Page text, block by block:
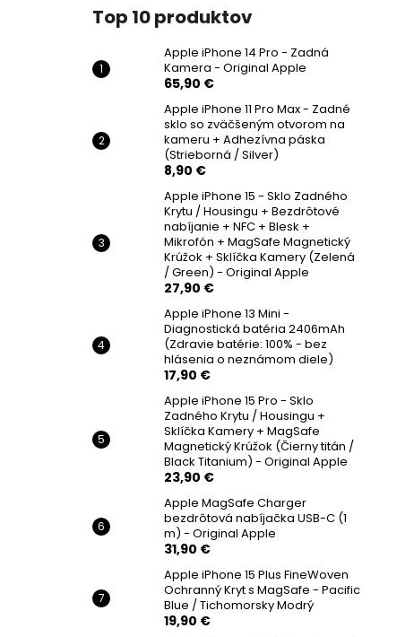
Top 10 produktov
Apple iPhone 14 Pro - Zadná
Kamera - Original Apple
65,90 €
Apple iPhone 11 Pro Max - Zadné
sklo so zväčšeným otvorom na
kameru + Adhezívna páska
(Strieborná / Silver)
8,90 €
Apple iPhone 15 - Sklo Zadného
Krytu / Housingu + Bezdrôtové
nabíjanie + NFC + Blesk +
Mikrofón + MagSafe Magnetický
Krúžok + Sklíčka Kamery (Zelená
/ Green) - Original Apple
27,90 €
Apple iPhone 13 Mini -
Diagnostická batéria 2406mAh
(Zdravie batérie: 100% - bez
hlásenia o neznámom diele)
17,90 €
Apple iPhone 15 Pro - Sklo
Zadného Krytu / Housingu +
Sklíčka Kamery + MagSafe
Magnetický Krúžok (Čierny titán /
Black Titanium) - Original Apple
23,90 €
Apple MagSafe Charger
bezdrôtová nabíjačka USB-C (1
m) - Original Apple
31,90 €
Apple iPhone 15 Plus FineWoven
Ochranný Kryt s MagSafe - Pacific
Blue / Tichomorsky Modrý
19,90 €